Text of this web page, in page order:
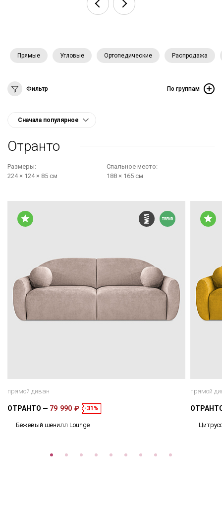
Прямые Угловые Ортопедические Распродажа
Фильтр По группам
Отранто
Размеры:
224 × 124 × 85 см
Cпальное место:
188 × 165 см
прямой диван
ОТРАНТО 79 990 ₽ -31%
Бежевый шенилл Lounge
прямой